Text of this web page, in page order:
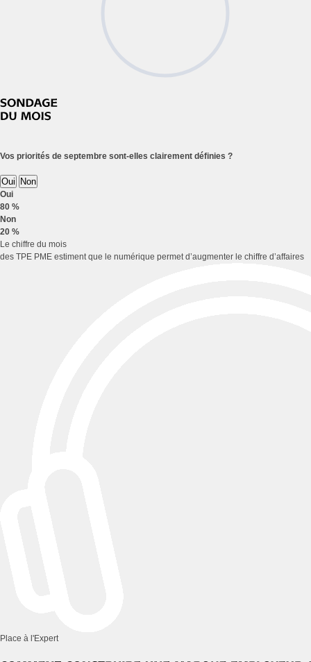
Vos priorités de septembre sont-elles clairement définies ?
Oui Non
Oui
80 %
Non
20 %
Le chiffre du mois
des TPE PME estiment que le numérique permet d’augmenter le chiffre d’affaires
Place à l'Expert